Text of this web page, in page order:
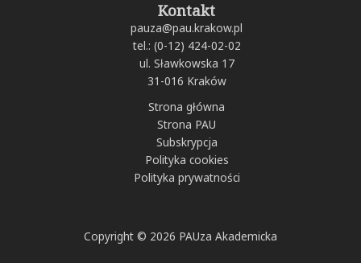
Kontakt
pauza@pau.krakow.pl
tel.: (0-12) 424-02-02
ul. Sławkowska 17
31-016 Kraków
Strona główna
Strona PAU
Subskrypcja
Polityka cookies
Polityka prywatności
Copyright © 2026 PAUza Akademicka